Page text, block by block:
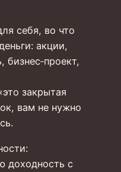
себя, во что
акции,
закрытая
вам не нужно
доходность с